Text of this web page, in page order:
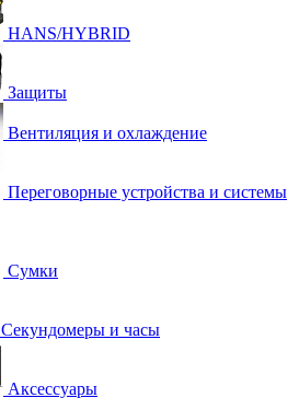
HANS/HYBRID
Защиты
Вентиляция и охлаждение
Переговорные устройства и системы
Сумки
Секундомеры и часы
Аксессуары